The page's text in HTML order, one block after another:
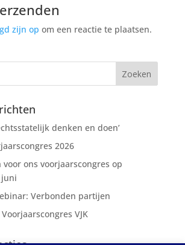
zijn op om een reactie te plaatsen.
denken en doen’
2026
ons voorjaarscongres op
Verbonden partijen
VJK